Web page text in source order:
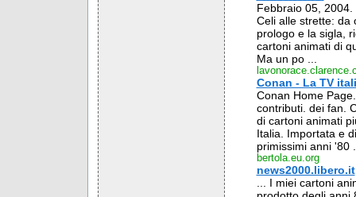
Febbraio 05,
Celi alle strette: da
prologo e la sigla,
cartoni animati di
Ma un po ...
Conan - La TV
Conan Home
contributi. dei fan.
di cartoni animati
Italia. Importata e
primissimi anni '80
bertola.eu.org
news2000.libero.it
... I miei cartoni